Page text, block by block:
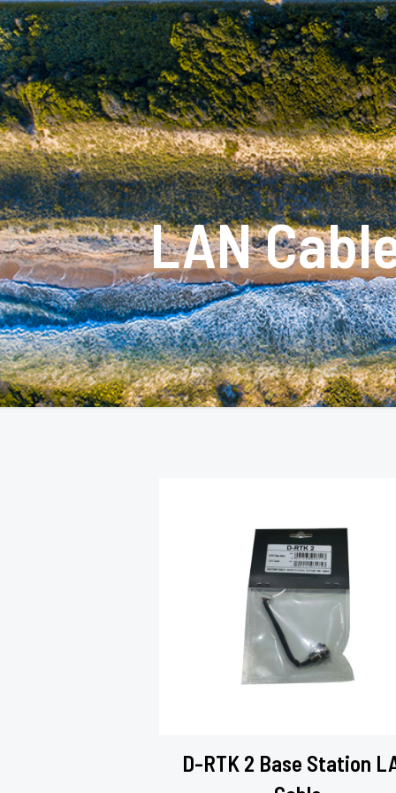
LAN
D-RTK 2 Base Station